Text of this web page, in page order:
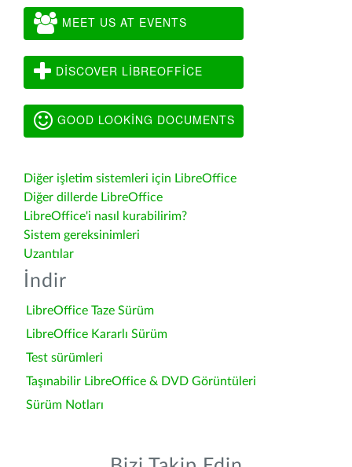
MEET US AT EVENTS
DISCOVER LIBREOFFICE
GOOD LOOKING DOCUMENTS
Diğer işletim sistemleri için LibreOffice
Diğer dillerde LibreOffice
LibreOffice'i nasıl kurabilirim?
Sistem gereksinimleri
Uzantılar
İndir
LibreOffice Taze Sürüm
LibreOffice Kararlı Sürüm
Test sürümleri
Taşınabilir LibreOffice & DVD Görüntüleri
Sürüm Notları